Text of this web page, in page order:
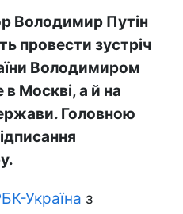
Володимир Путін
провести зустріч
Володимиром
Москві, а й на
Головною
Україна з